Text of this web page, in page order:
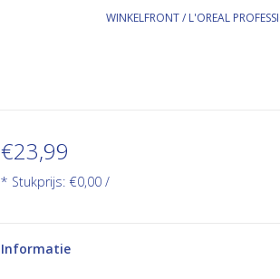
WINKELFRONT/ L'OREAL
€23,99
* Stukprijs: €0,00 /
Informatie